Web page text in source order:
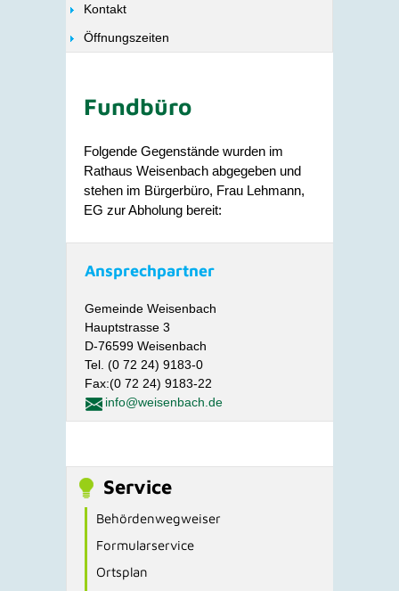
Kontakt
Öffnungszeiten
Fundbüro
Folgende Gegenstände wurden im
Rathaus Weisenbach abgegeben und
stehen im Bürgerbüro, Frau Lehmann,
EG zur Abholung bereit:
Ansprechpartner
Gemeinde Weisenbach
Hauptstrasse 3
D-76599 Weisenbach
Tel. (0 72 24) 9183-0
Fax:(0 72 24) 9183-22
info@weisenbach.de
Service
Behördenwegweiser
Formularservice
Ortsplan